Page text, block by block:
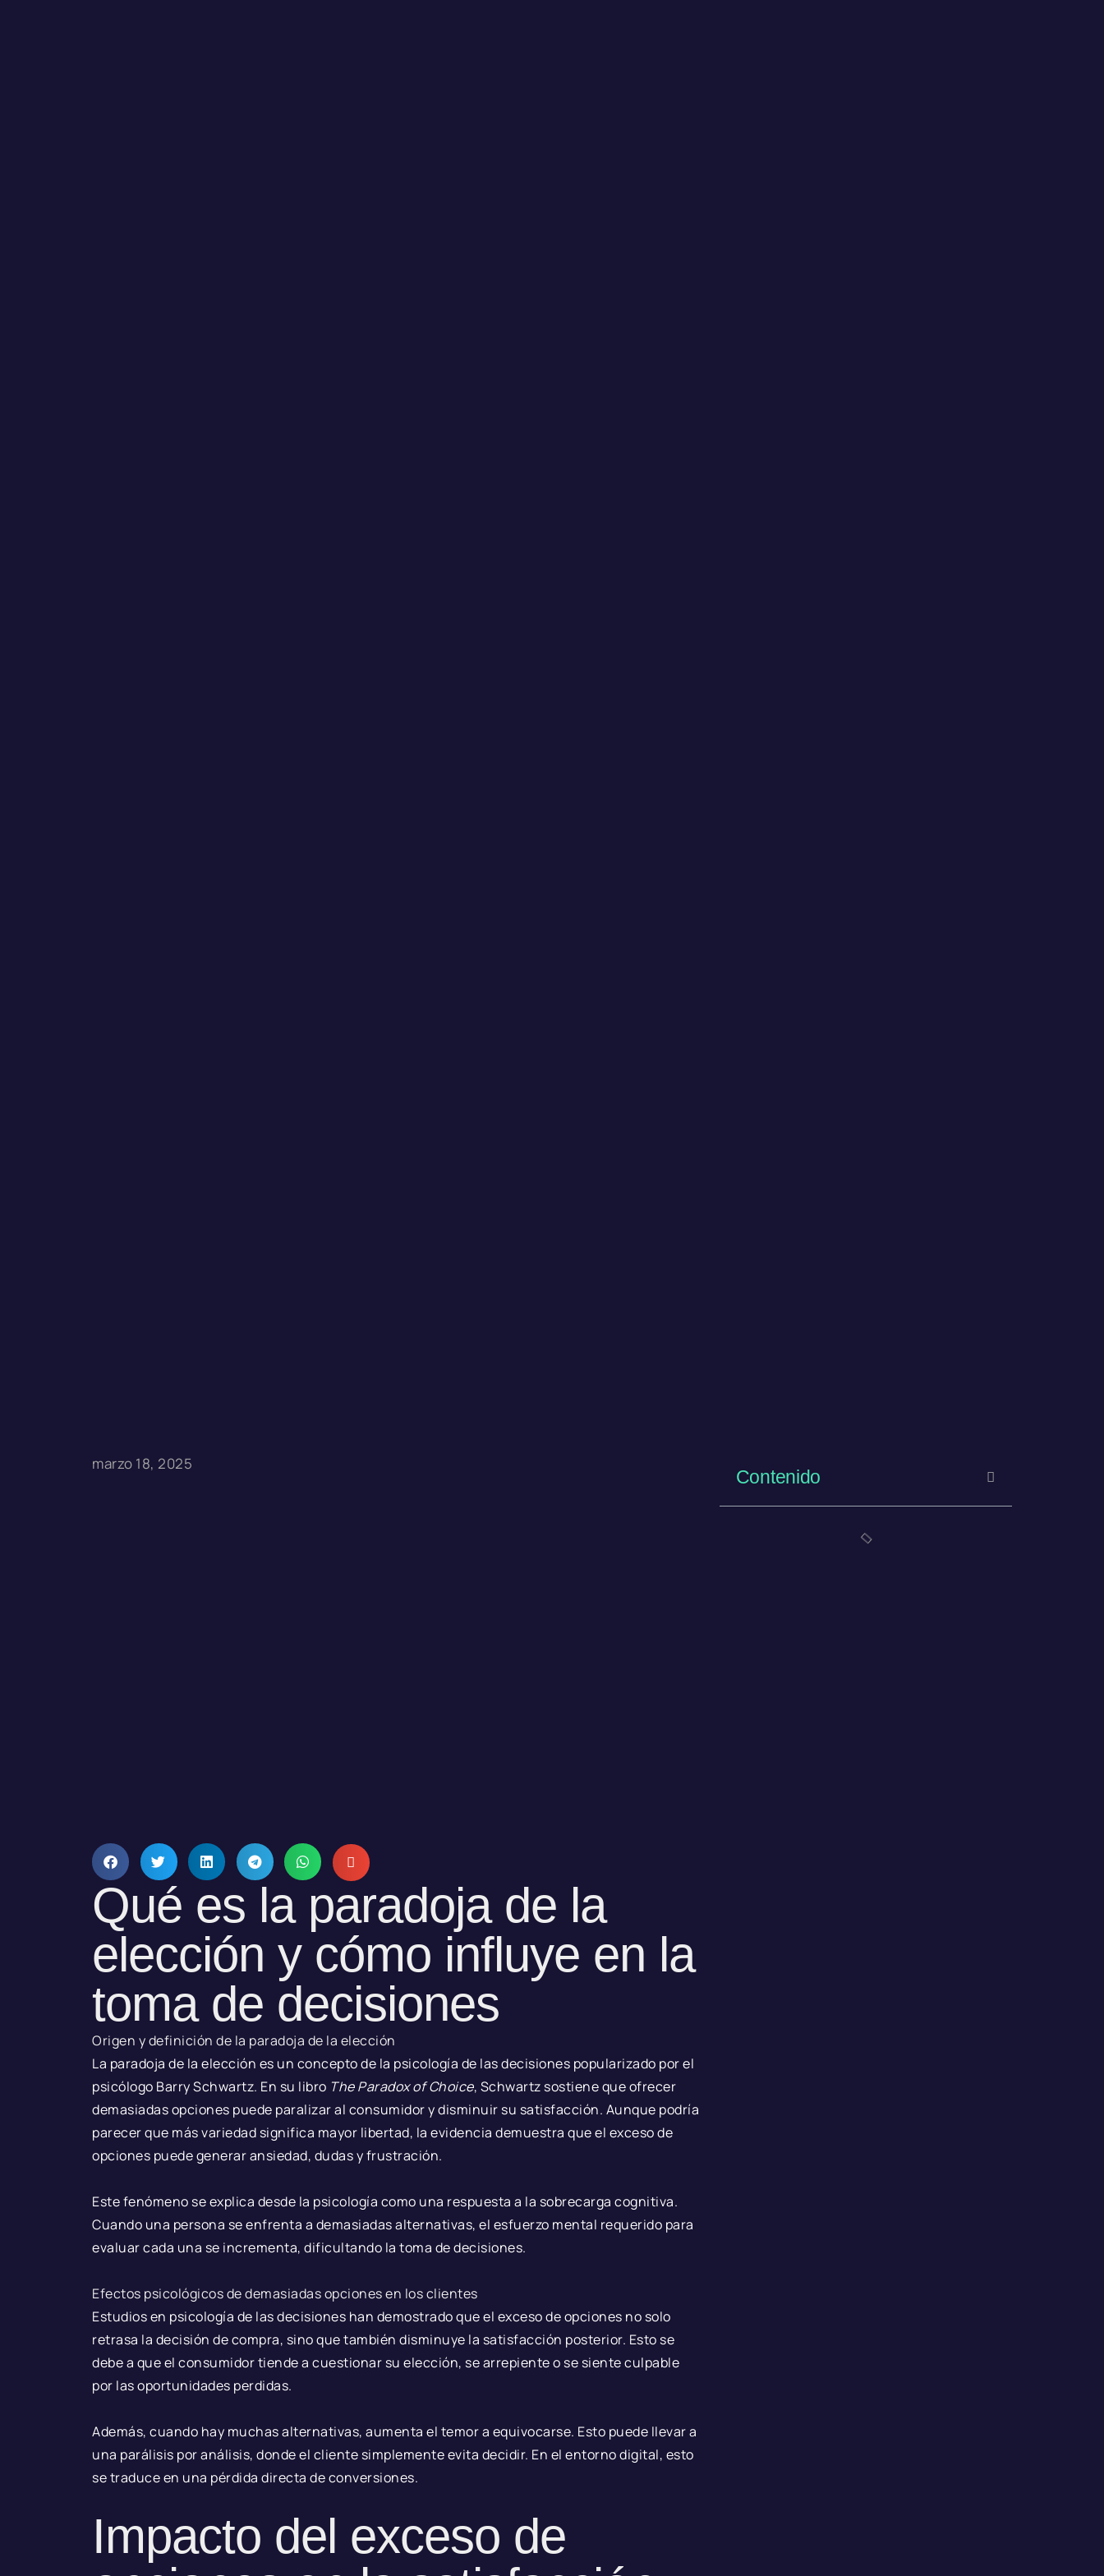
marzo 18, 2025
Qué es la paradoja de la
elección y cómo influye en la
toma de decisiones
Origen y definición de la paradoja de la elección
La paradoja de la elección es un concepto de la psicología de las decisiones popularizado por el
psicólogo Barry Schwartz. En su libro The Paradox of Choice, Schwartz sostiene que ofrecer
demasiadas opciones puede paralizar al consumidor y disminuir su satisfacción. Aunque podría
parecer que más variedad significa mayor libertad, la evidencia demuestra que el exceso de
opciones puede generar ansiedad, dudas y frustración.
Este fenómeno se explica desde la psicología como una respuesta a la sobrecarga cognitiva.
Cuando una persona se enfrenta a demasiadas alternativas, el esfuerzo mental requerido para
evaluar cada una se incrementa, dificultando la toma de decisiones.
Efectos psicológicos de demasiadas opciones en los clientes
Estudios en psicología de las decisiones han demostrado que el exceso de opciones no solo
retrasa la decisión de compra, sino que también disminuye la satisfacción posterior. Esto se
debe a que el consumidor tiende a cuestionar su elección, se arrepiente o se siente culpable
por las oportunidades perdidas.
Además, cuando hay muchas alternativas, aumenta el temor a equivocarse. Esto puede llevar a
una parálisis por análisis, donde el cliente simplemente evita decidir. En el entorno digital, esto
se traduce en una pérdida directa de conversiones.
Impacto del exceso de
Contenido